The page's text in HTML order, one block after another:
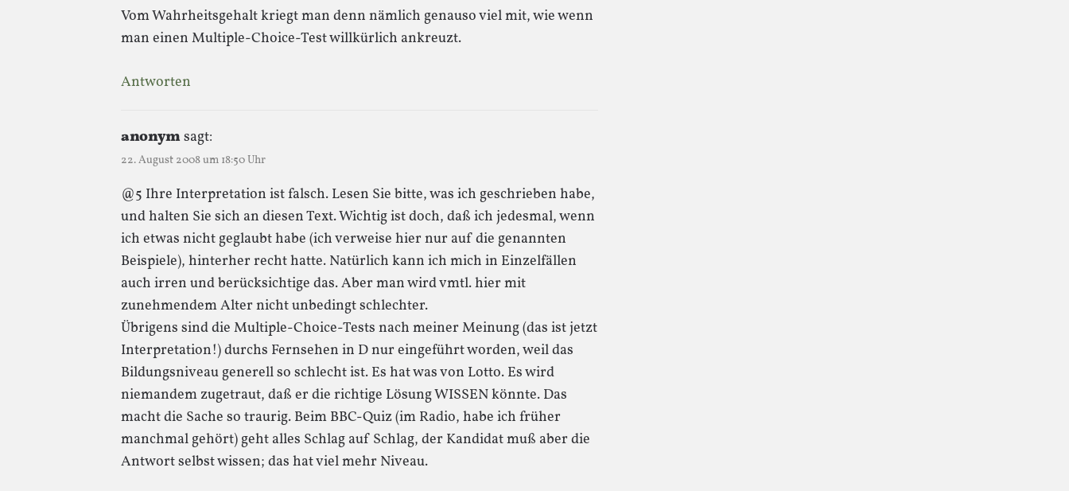
Vom Wahrheitsgehalt kriegt man denn nämlich genauso viel mit, wie wenn
man einen Multiple-Choice-Test willkürlich ankreuzt.
Antworten
anonymsagt:
22. August 2008 um 18:50 Uhr
@5 Ihre Interpretation ist falsch. Lesen Sie bitte, was ich geschrieben habe,
und halten Sie sich an diesen Text. Wichtig ist doch, daß ich jedesmal, wenn
ich etwas nicht geglaubt habe (ich verweise hier nur auf die genannten
Beispiele), hinterher recht hatte. Natürlich kann ich mich in Einzelfällen
auch irren und berücksichtige das. Aber man wird vmtl. hier mit
zunehmendem Alter nicht unbedingt schlechter.
Übrigens sind die Multiple-Choice-Tests nach meiner Meinung (das ist jetzt
Interpretation!) durchs Fernsehen in D nur eingeführt worden, weil das
Bildungsniveau generell so schlecht ist. Es hat was von Lotto. Es wird
niemandem zugetraut, daß er die richtige Lösung WISSEN könnte. Das
macht die Sache so traurig. Beim BBC-Quiz (im Radio, habe ich früher
manchmal gehört) geht alles Schlag auf Schlag, der Kandidat muß aber die
Antwort selbst wissen; das hat viel mehr Niveau.